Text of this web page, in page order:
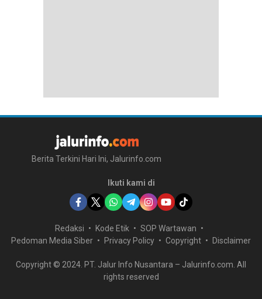
Berita Terkini Hari Ini, Jalurinfo.com
Ikuti kami di
Redaksi Kode Etik
SOP Wartawan
Pedoman Media Siber
Privacy Policy Copyright Disclaimer
Copyright © 2024. PT. Jalur Info Nusantara – Jalurinfo.com. All
rights reserved